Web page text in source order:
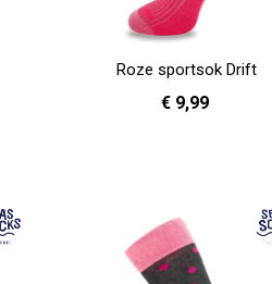
Roze sportsok Drift
€ 9,99